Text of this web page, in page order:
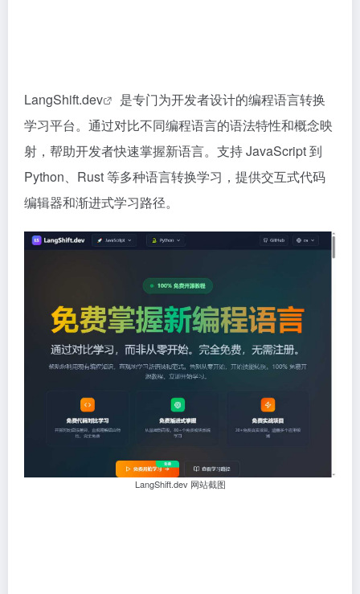
LangShift.dev
是专门为开发者设计的编程语言转换
学习平台。通过对比不同编程语言的语法特性和概念映
射，帮助开发者快速掌握新语言。支持 JavaScript 到
Python、Rust 等多种语言转换学习，提供交互式代码
编辑器和渐进式学习路径。
LangShift.dev 网站截图